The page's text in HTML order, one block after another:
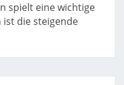
spielt eine wichtige
die steigende